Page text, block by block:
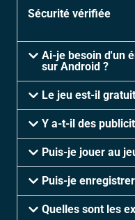
Sécurité vérifiée
Ai-je besoin d'un
sur Android ?
Le jeu est-il
Y a-t-il des
Puis-je jouer au
Puis-je
Quelles sont les